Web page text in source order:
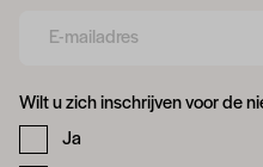
Form field 6a754046ac3fb
Ja